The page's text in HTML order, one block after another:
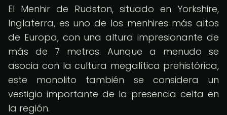
El Menhir de Rudston, situado en Yorkshire,
Inglaterra, es uno de los menhires más altos
de Europa, con una altura impresionante de
más de 7 metros. Aunque a menudo se
asocia con la cultura megalítica prehistórica,
este monolito también se considera un
vestigio importante de la presencia celta en
la región.